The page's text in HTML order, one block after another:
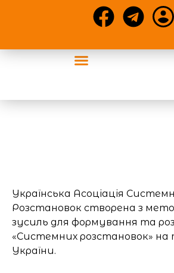
Українська Асоціація
Розстановок створена з
зусиль для формування та
«Системних розстановок» на
України.